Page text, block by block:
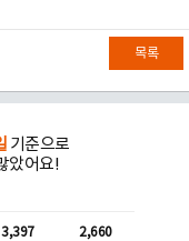
목록
기준으로
았어요!
3,397 2,660